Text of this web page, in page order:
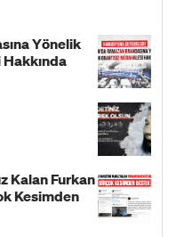
Yönelik
Hakkında
Kalan Furkan
Kesimden